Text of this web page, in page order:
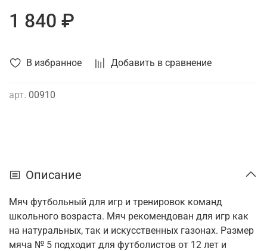
В избранное Добавить в сравнение
арт. 00910
1 840 ₽
Описание
Мяч футбольный для игр и тренировок команд
школьного возраста. Мяч рекомендован для игр как
на натуральных, так и искусственных газонах. Размер
мяча № 5 подходит для футболистов от 12 лет и